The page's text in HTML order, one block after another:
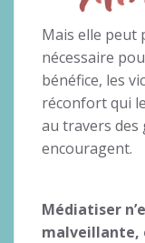
Mais elle peut
nécessaire
bénéfice, les
réconfort qui
au travers des
encouragent.
Médiatiser
malveillante,